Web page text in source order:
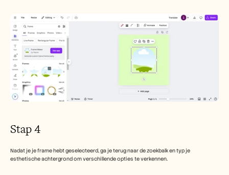
Stap 4
Nadat je je frame hebt geselecteerd, ga je terug naar de zoekbalk en typ je
esthetische achtergrond om verschillende opties te verkennen.